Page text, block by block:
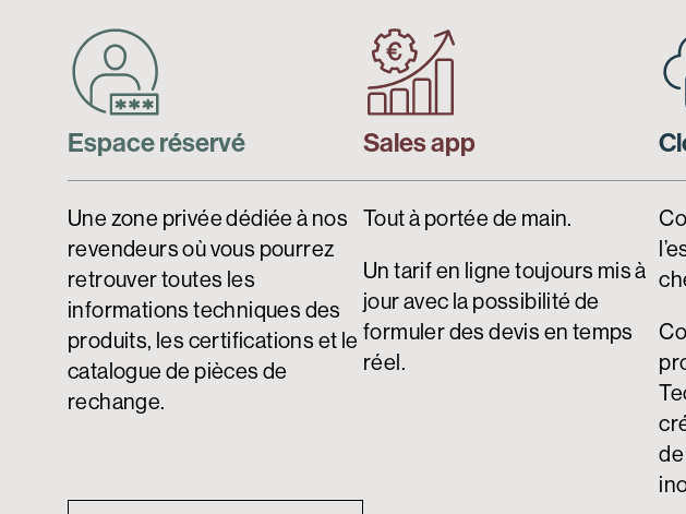
Espace réservé
Une zone privée dédiée à nos
revendeurs où vous pourrez
retrouver toutes les
informations techniques des
produits, les certifications et le
catalogue de pièces de
rechange.
Sales app
Tout à portée de main.
Un tarif en ligne toujours mis à
jour avec la possibilité de
formuler des devis en temps
réel.